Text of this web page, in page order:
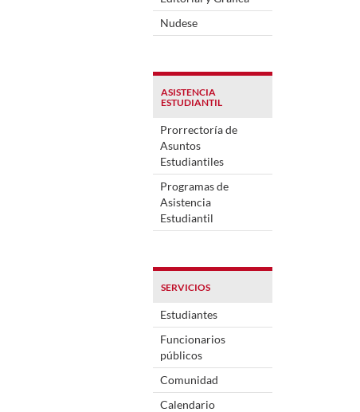
Nudese
ASISTENCIA
ESTUDIANTIL
Prorrectoría de
Asuntos
Estudiantiles
Programas de
Asistencia
Estudiantil
SERVICIOS
Estudiantes
Funcionarios
públicos
Comunidad
Calendario